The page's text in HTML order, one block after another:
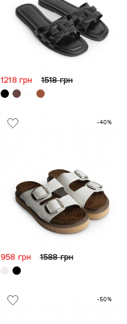
1218 грн 1518 грн
-40%
958 грн 1588 грн
-50%